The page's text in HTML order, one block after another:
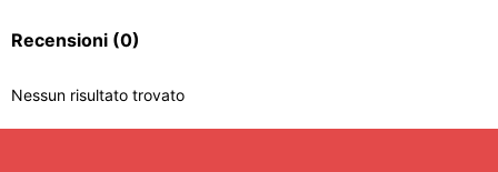
Recensioni (0)
Nessun risultato trovato